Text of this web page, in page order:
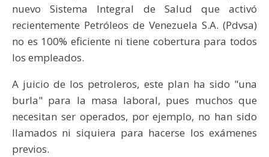
nuevo Sistema Integral de Salud que activó
recientemente Petróleos de Venezuela S.A. (Pdvsa)
no es 100% eficiente ni tiene cobertura para todos
los empleados.
A juicio de los petroleros, este plan ha sido "una
burla" para la masa laboral, pues muchos que
necesitan ser operados, por ejemplo, no han sido
llamados ni siquiera para hacerse los exámenes
previos.